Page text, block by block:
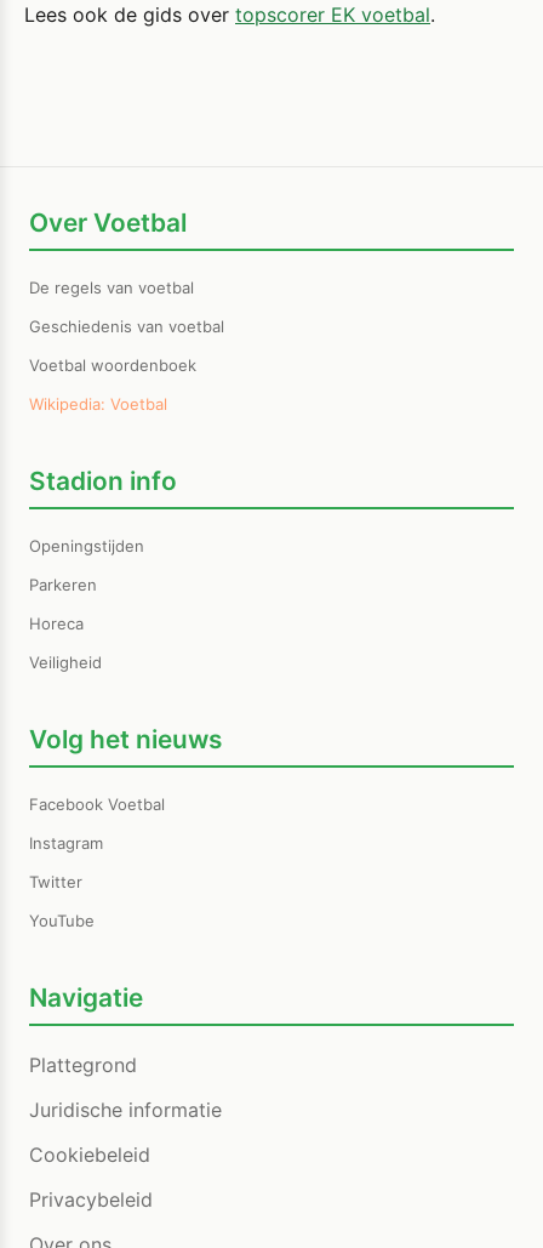
Lees ook de gids over topscorer EK voetbal.
Over Voetbal
De regels van voetbal
Geschiedenis van voetbal
Voetbal woordenboek
Wikipedia: Voetbal
Stadion info
Openingstijden
Parkeren
Horeca
Veiligheid
Volg het nieuws
Facebook Voetbal
Instagram
Twitter
YouTube
Navigatie
Plattegrond
Juridische informatie
Cookiebeleid
Privacybeleid